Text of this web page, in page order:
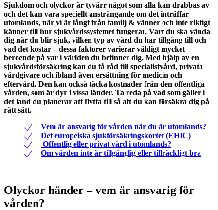
Sjukdom och olyckor är tyvärr något som alla kan drabbas av
och det kan vara speciellt ansträngande om det inträffar
utomlands, när vi är långt från familj & vänner och inte riktigt
känner till hur sjukvårdssystemet fungerar. Vart du ska vända
dig när du blir sjuk, vilken typ av vård du har tillgång till och
vad det kostar – dessa faktorer varierar väldigt mycket
beroende på var i världen du befinner dig. Med hjälp av en
sjukvårdsförsäkring kan du få råd till specialistvård, privata
vårdgivare och ibland även ersättning för medicin och
eftervård. Den kan också täcka kostnader från den offentliga
vården, som är dyr i vissa länder. Ta reda på vad som gäller i
det land du planerar att flytta till så att du kan försäkra dig på
rätt sätt.
Vem är ansvarig för vården när du är utomlands?
Det europeiska sjukförsäkringskortet (EHIC)
Offentlig eller privat vård i utomlands?
Om vården inte är tillgänglig eller tillräckligt bra
Olyckor händer – vem är ansvarig för
vården?